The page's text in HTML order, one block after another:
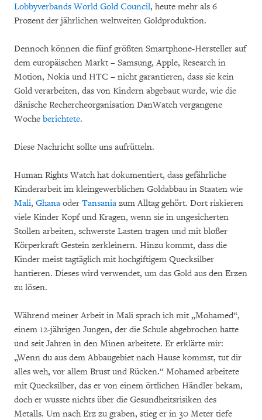
Lobbyverbands World Gold Council, heute mehr als 6
Prozent der jährlichen weltweiten Goldproduktion.
Dennoch können die fünf größten Smartphone-Hersteller auf
dem europäischen Markt – Samsung, Apple, Research in
Motion, Nokia und HTC – nicht garantieren, dass sie kein
Gold verarbeiten, das von Kindern abgebaut wurde, wie die
dänische Rechercheorganisation DanWatch vergangene
Woche berichtete.
Diese Nachricht sollte uns aufrütteln.
Human Rights Watch hat dokumentiert, dass gefährliche
Kinderarbeit im kleingewerblichen Goldabbau in Staaten wie
Mali, Ghana oder Tansania zum Alltag gehört. Dort riskieren
viele Kinder Kopf und Kragen, wenn sie in ungesicherten
Stollen arbeiten, schwerste Lasten tragen und mit bloßer
Körperkraft Gestein zerkleinern. Hinzu kommt, dass die
Kinder meist tagtäglich mit hochgiftigem Quecksilber
hantieren. Dieses wird verwendet, um das Gold aus den Erzen
zu lösen.
Während meiner Arbeit in Mali sprach ich mit „Mohamed“,
einem 12-jährigen Jungen, der die Schule abgebrochen hatte
und seit Jahren in den Minen arbeitete. Er erklärte mir:
„Wenn du aus dem Abbaugebiet nach Hause kommst, tut dir
alles weh, vor allem Brust und Rücken.“ Mohamed arbeitete
mit Quecksilber, das er von einem örtlichen Händler bekam,
doch er wusste nichts über die Gesundheitsrisiken des
Metalls. Um nach Erz zu graben, stieg er in 30 Meter tiefe